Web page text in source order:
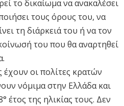
το δικαίωμα να ανακαλέσει
τους όρους του, να
τη διάρκειά του ή να τον
του που θα αναρτηθεί
οι πολίτες κρατών
νόμιμα στην Ελλάδα και
της ηλικίας τους. Δεν